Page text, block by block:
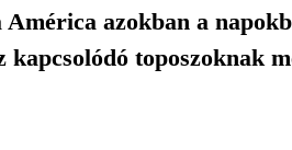
azokban a
toposzoknak